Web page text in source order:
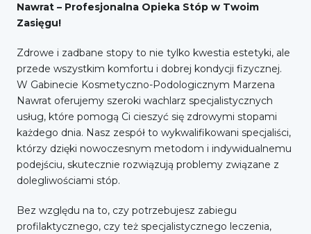
Nawrat – Profesjonalna Opieka Stóp w Twoim
Zasięgu!
Zdrowe i zadbane stopy to nie tylko kwestia estetyki, ale
przede wszystkim komfortu i dobrej kondycji fizycznej.
W Gabinecie Kosmetyczno-Podologicznym Marzena
Nawrat oferujemy szeroki wachlarz specjalistycznych
usług, które pomogą Ci cieszyć się zdrowymi stopami
każdego dnia. Nasz zespół to wykwalifikowani specjaliści,
którzy dzięki nowoczesnym metodom i indywidualnemu
podejściu, skutecznie rozwiązują problemy związane z
dolegliwościami stóp.
Bez względu na to, czy potrzebujesz zabiegu
profilaktycznego, czy też specjalistycznego leczenia,